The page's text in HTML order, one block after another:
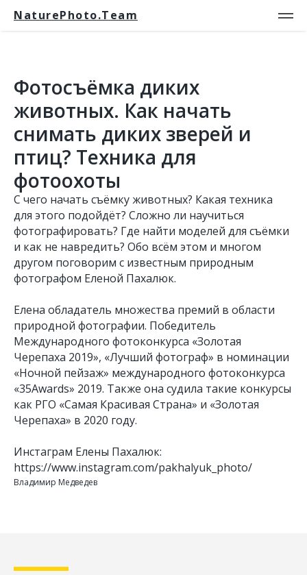
NaturePhoto.Team
Фотосъёмка диких
животных. Как начать
снимать диких зверей и
птиц? Техника для
фотоохоты
С чего начать съёмку животных? Какая техника
для этого подойдёт? Сложно ли научиться
фотографировать? Где найти моделей для съёмки
и как не навредить? Обо всём этом и многом
другом поговорим с известным природным
фотографом Еленой Пахалюк.
Елена обладатель множества премий в области
природной фотографии. Победитель
Международного фотоконкурса «Золотая
Черепаха 2019», «Лучший фотограф» в номинации
«Ночной пейзаж» международного фотоконкурса
«35Awards» 2019. Также она судила такие конкурсы
как РГО «Самая Красивая Страна» и «Золотая
Черепаха» в 2020 году.
Инстаграм Елены Пахалюк:
https://www.instagram.com/pakhalyuk_photo/
Владимир Медведев